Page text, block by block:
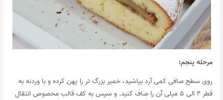
مرحله پنجم:
روی سطح صافی کمی آرد بپاشید، خمیر بزرگ تر را پهن کرده و با وردنه به
قطر ۴ الی ۵ میلی آن را صاف کنید. و سپس به کف قالب مخصوص انتقال